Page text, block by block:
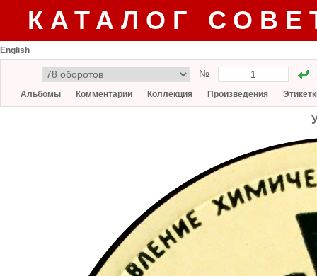
КАТАЛОГ
English
№
Альбомы Комментарии Коллекция Произведения